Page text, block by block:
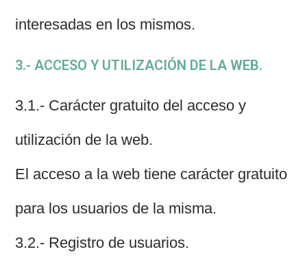
interesadas en los mismos.
3.- ACCESO Y UTILIZACIÓN DE LA WEB.
3.1.- Carácter gratuito del acceso y
utilización de la web.
El acceso a la web tiene carácter gratuito
para los usuarios de la misma.
3.2.- Registro de usuarios.